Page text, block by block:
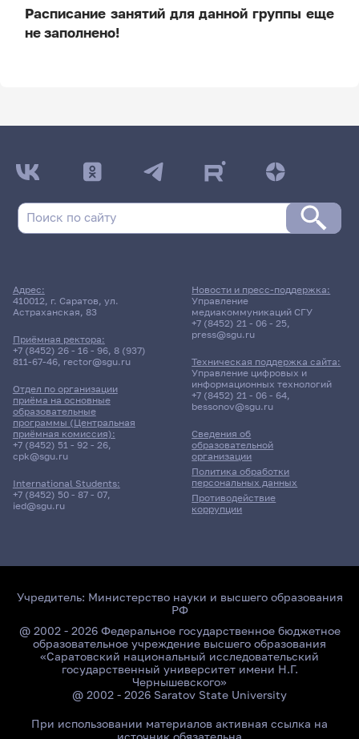
Расписание занятий для данной группы еще
не заполнено!
ДАТА ПОСЛЕДНЕГО ОБНОВЛЕНИЯ:
НЕ ОБНОВЛЯЛОСЬ
Адрес:
410012, г. Саратов, ул.
Астраханская, 83
Приёмная ректора:
+7 (8452) 26 - 16 - 96, 8 (937)
811-67-46, rector@sgu.ru
Отдел по организации
приёма на основные
образовательные
программы (Центральная
приёмная комиссия):
+7 (8452) 51 - 92 - 26,
cpk@sgu.ru
International Students:
+7 (8452) 50 - 87 - 07,
ied@sgu.ru
Сведения об
образовательной
организации
Политика обработки
персональных данных
Противодействие
коррупции
Новости и пресс-поддержка:
Управление
медиакоммуникаций СГУ
+7 (8452) 21 - 06 - 25,
press@sgu.ru
Техническая поддержка сайта:
Управление цифровых и
информационных технологий
+7 (8452) 21 - 06 - 64,
bessonov@sgu.ru
Учредитель: Министерство науки и высшего образования
РФ
@ 2002 - 2026 Федеральное государственное бюджетное
образовательное учреждение высшего образования
«Саратовский национальный исследовательский
государственный университет имени Н.Г.
Чернышевского»
@ 2002 - 2026 Saratov State University
При использовании материалов активная ссылка на
источник обязательна